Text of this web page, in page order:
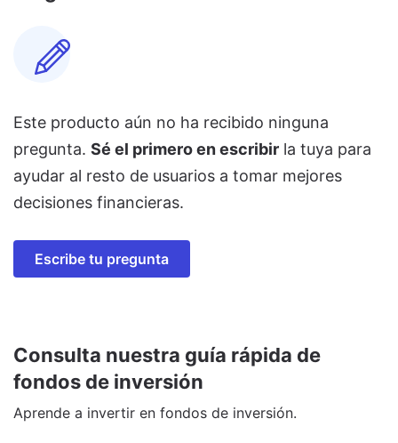
Este producto aún no ha recibido ninguna
pregunta. Sé el primero en escribir la tuya para
ayudar al resto de usuarios a tomar mejores
decisiones financieras.
Escribe tu pregunta
Consulta nuestra guía rápida de
fondos de inversión
Aprende a invertir en fondos de inversión.